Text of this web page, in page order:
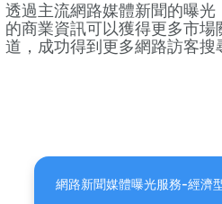
透過主流網路媒體新聞的曝
的商業資訊可以獲得更多市
道，成功得到更多網路訪客
網路新聞媒體曝光服務-經濟